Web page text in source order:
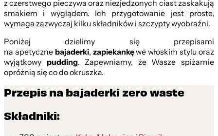
z czerstwego pieczywa oraz niezjedzonych ciast zaskakują
smakiem i wyglądem. Ich przygotowanie jest proste,
wymaga zazwyczaj kilku składników i szczypty wyobraźni.
Poniżej dzielimy się przepisami
na apetyczne bajaderki, zapiekankęwe włoskim stylu oraz
wyjątkowy pudding. Zapewniamy, że Wasze spiżarnie
opróżnią się co do okruszka.
Przepis na bajaderki zero waste
Składniki: